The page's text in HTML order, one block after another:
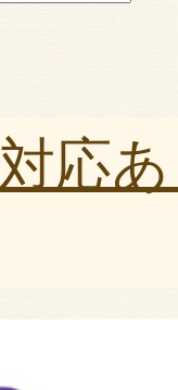
対応